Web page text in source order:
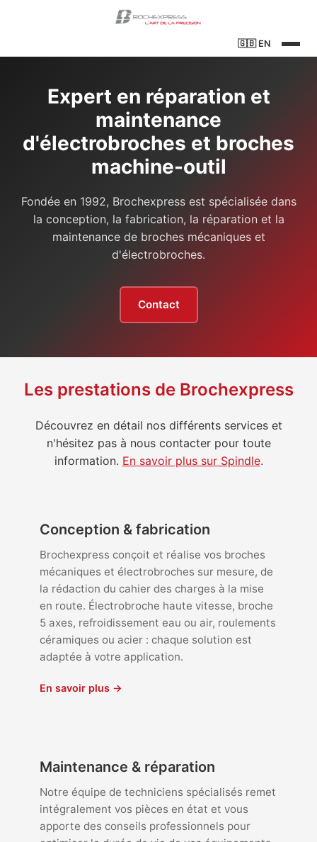
🇬🇧 EN
Expert en réparation et
maintenance
d'électrobroches et broches
machine-outil
Fondée en 1992, Brochexpress est spécialisée dans
la conception, la fabrication, la réparation et la
maintenance de broches mécaniques et
d'électrobroches.
Contact
Les prestations de Brochexpress
Découvrez en détail nos différents services et
n'hésitez pas à nous contacter pour toute
information. En savoir plus sur Spindle.
Conception & fabrication
Brochexpress conçoit et réalise vos broches
mécaniques et électrobroches sur mesure, de
la rédaction du cahier des charges à la mise
en route. Électrobroche haute vitesse, broche
5 axes, refroidissement eau ou air, roulements
céramiques ou acier : chaque solution est
adaptée à votre application.
En savoir plus →
Maintenance & réparation
Notre équipe de techniciens spécialisés remet
intégralement vos pièces en état et vous
apporte des conseils professionnels pour